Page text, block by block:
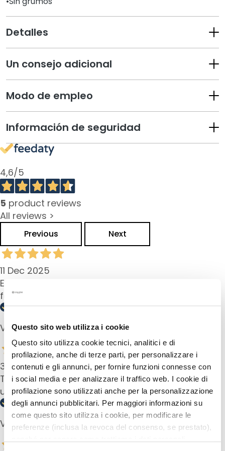
Questo sito web utilizza i cookie
Questo sito utilizza cookie tecnici, analitici e di
profilazione, anche di terze parti, per personalizzare i
contenuti e gli annunci, per fornire funzioni connesse con
i social media e per analizzare il traffico web. I cookie di
profilazione sono utilizzati anche per la personalizzazione
degli annunci pubblicitari. Per maggiori informazioni su
come questo sito utilizza i cookie, per modificare le
preferenze (inclusa la revoca del consenso, se prestato),
e
s
m
q
u
l
a
n
t
e
s
M
a
c
a
i
l
l
s
x
f
o
l
i
a
n
t
e
s
Detalles
Un consejo adicional
Modo de empleo
Información de seguridad
4,6/5
5 product reviews
All reviews >
Previous Next
11 Dec 2025
Excellent comme d’habitude. Allonge les cils et
fait un regard de velours !!!
Verified buyer
30 Oct 2025
Tolle Mascara. Easy Handling, super Ergebnis und
unkompliziert zu entfernen.
Verified buyer